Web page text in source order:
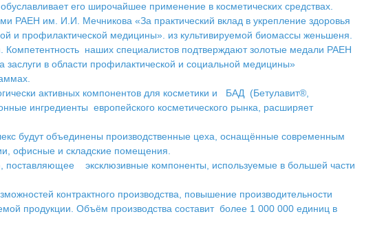
его широчайшее применение в косметических средствах.
РАЕН им. И.И. Мечникова «За практический вклад в укрепление здоровья
и профилактической медицины». из культивируемой биомассы женьшеня.
наших специалистов подтверждают золотые медали РАЕН
в области профилактической и социальной медицины»
активных компонентов для косметики и БАД (Бетулавит®,
ингредиенты европейского косметического рынка, расширяет
будут объединены производственные цеха, оснащённые современным
офисные и складские помещения.
поставляющее эксклюзивные компоненты, используемые в большей части
контрактного производства, повышение производительности
продукции. Объём производства составит более 1 000 000 единиц в